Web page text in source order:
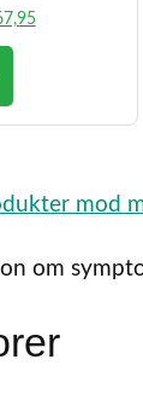
Den
kr.67,95.
mod
om